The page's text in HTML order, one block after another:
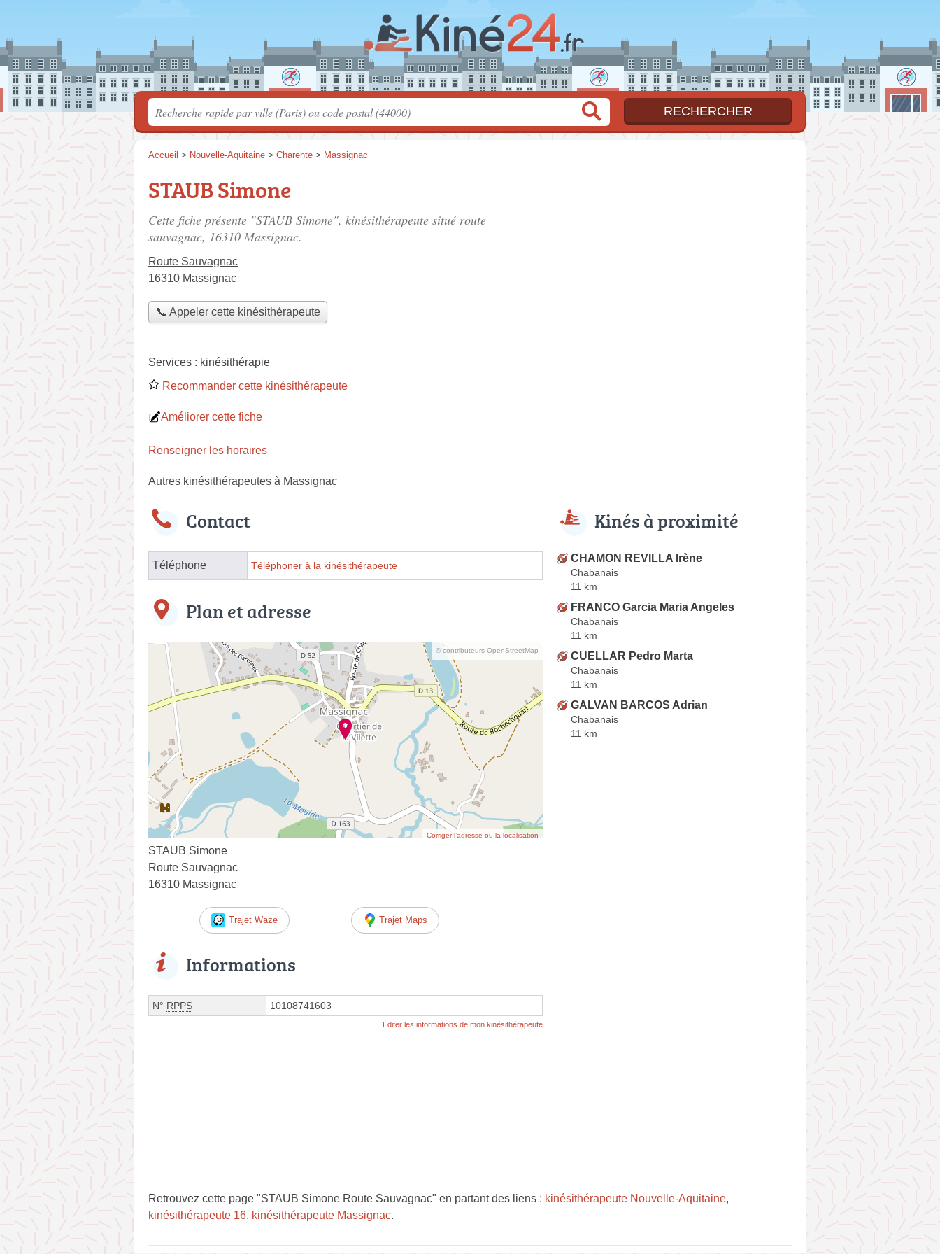
Accueil > Nouvelle-Aquitaine > Charente > Massignac
STAUB Simone
Cette fiche présente "STAUB Simone", kinésithérapeute situé route
sauvagnac, 16310 Massignac.
Route Sauvagnac
16310 Massignac
📞 Appeler cette kinésithérapeute
Services : kinésithérapie
Recommander cette kinésithérapeute
Améliorer cette fiche
Renseigner les horaires
Autres kinésithérapeutes à Massignac
Contact
Téléphone Téléphoner à la kinésithérapeute
Plan et adresse
© contributeurs OpenStreetMap
Corriger l’adresse ou la localisation
STAUB Simone
Route Sauvagnac
16310 Massignac
Trajet Waze Trajet Maps
Informations
N° RPPS 10108741603
Éditer les informations de mon kinésithérapeute
Kinés à proximité
CHAMON REVILLA Irène
Chabanais
11 km
FRANCO Garcia Maria Angeles
Chabanais
11 km
CUELLAR Pedro Marta
Chabanais
11 km
GALVAN BARCOS Adrian
Chabanais
11 km
Retrouvez cette page "STAUB Simone Route Sauvagnac" en partant des liens : kinésithérapeute Nouvelle-Aquitaine,
kinésithérapeute 16, kinésithérapeute Massignac.